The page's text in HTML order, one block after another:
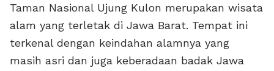
Taman Nasional Ujung Kulon merupakan wisata
alam yang terletak di Jawa Barat. Tempat ini
terkenal dengan keindahan alamnya yang
masih asri dan juga keberadaan badak Jawa